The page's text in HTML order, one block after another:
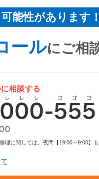
能性があります！
ールにご相
相談する
理に関しては、夜間【19:00～9:00】